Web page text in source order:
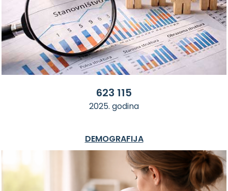
623 115
2025. godina
DEMOGRAFIJA